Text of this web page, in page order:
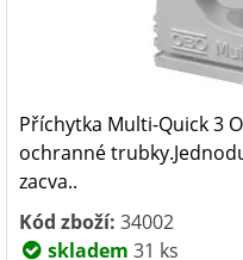
Příchytka Multi-Quick 3
ochranné
zacva..
Kód zboží: 34002
skladem 31 ks